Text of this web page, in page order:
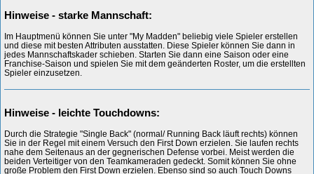
Hinweise - starke Mannschaft:
Im Hauptmenü können Sie unter "My Madden" beliebig viele Spieler erstellen
und diese mit besten Attributen ausstatten. Diese Spieler können Sie dann in
jedes Mannschaftskader schieben. Starten Sie dann eine Saison oder eine
Franchise-Saison und spielen Sie mit dem geänderten Roster, um die erstellten
Spieler einzusetzen.
Hinweise - leichte Touchdowns:
Durch die Strategie "Single Back" (normal/ Running Back läuft rechts) können
Sie in der Regel mit einem Versuch den First Down erzielen. Sie laufen rechts
nahe dem Seitenaus an der gegnerischen Defense vorbei. Meist werden die
beiden Verteitiger von den Teamkameraden gedeckt. Somit können Sie ohne
große Problem den First Down erzielen. Ebenso sind so auch Touch Downs